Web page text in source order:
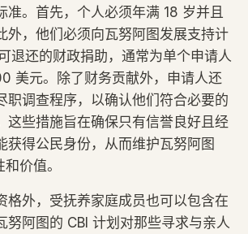
准。首先，个人必须年满 18 岁并且
外，他们必须向瓦努阿图发展支持计
退还的财政捐助，通常为单个申请人
美元。除了财务贡献外，申请人还
职调查程序，以确认他们符合必要的
这些措施旨在确保只有信誉良好且经
获得公民身份，从而维护瓦努阿图
价值。
格外，受抚养家庭成员也可以包含在
努阿图的 CBI 计划对那些寻求与亲人